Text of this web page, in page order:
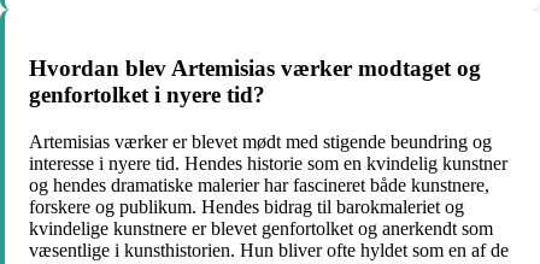
Hvordan blev Artemisias værker modtaget og
genfortolket i nyere tid?
Artemisias værker er blevet mødt med stigende beundring og
interesse i nyere tid. Hendes historie som en kvindelig kunstner
og hendes dramatiske malerier har fascineret både kunstnere,
forskere og publikum. Hendes bidrag til barokmaleriet og
kvindelige kunstnere er blevet genfortolket og anerkendt som
væsentlige i kunsthistorien. Hun bliver ofte hyldet som en af ​​de